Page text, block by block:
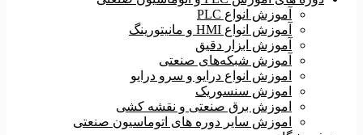
آموزش انواع PLC
آموزش انواع HMI و مانیتورینگ
آموزش ابزار دقیق
آموزش شبکه‌های صنعتی
اموزش انواع درایو و سرو درایو
اموزش سنسوریک
اموزش برق صنعتی و نقشه کشی
اموزش سایر دوره های اتوماسیون صنعتی